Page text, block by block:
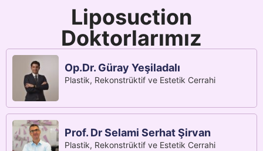
Liposuction
Doktorlarımız
Op.Dr. Güray Yeşiladalı
Plastik, Rekonstrüktif ve Estetik Cerrahi
Prof. Dr Selami Serhat Şirvan
Plastik, Rekonstrüktif ve Estetik Cerrahi